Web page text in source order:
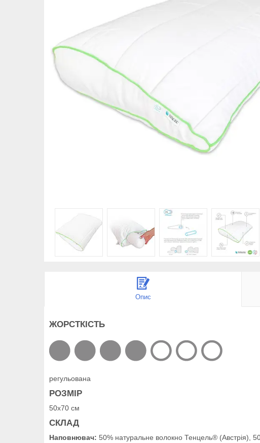
Опис
ЖОРСТКІСТЬ
регульована
РОЗМІР
50x70 см
СКЛАД
Наповнювач: 50% натуральне волокно Тенцель® (Австрія),